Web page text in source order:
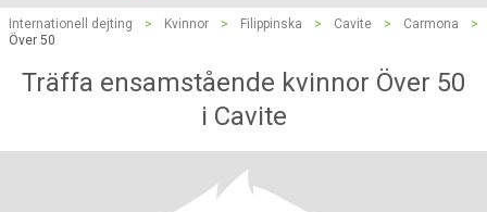
Internationell dejting > Kvinnor > Filippinska > Cavite > Carmona
>
Över 50
Träffa ensamstående kvinnor Över 50
i Cavite